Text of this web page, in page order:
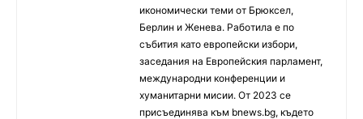
икономически теми от Брюксел,
Берлин и Женева. Работила е по
събития като европейски избори,
заседания на Европейския парламент,
международни конференции и
хуманитарни мисии. От 2023 се
присъединява към bnews.bg, където